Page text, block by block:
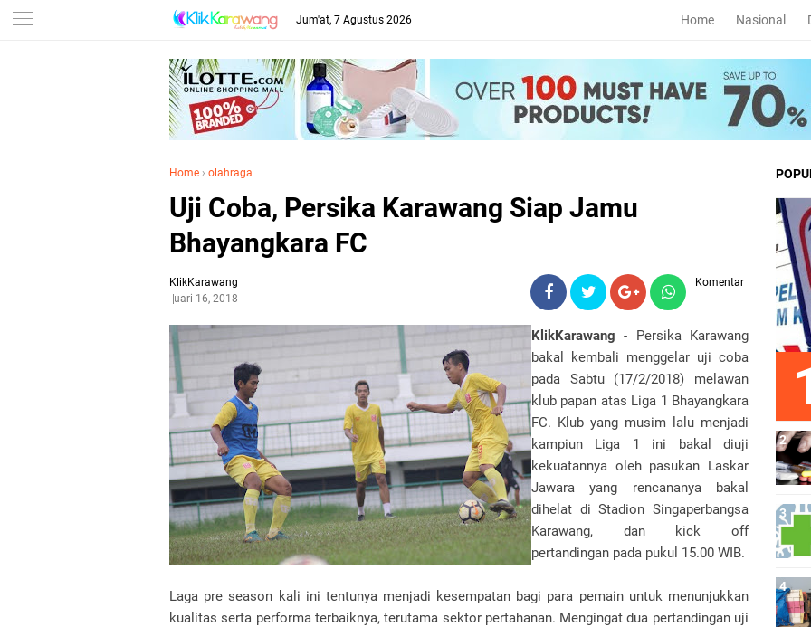
Jum'at, 7 Agustus 2026 Home Nasional
Home › olahraga
Uji Coba, Persika Karawang Siap Jamu
Bhayangkara FC
KlikKarawang
Februari 16, 2018
Komentar
KlikKarawang - Persika Karawang
bakal kembali menggelar uji coba
pada Sabtu (17/2/2018) melawan
klub papan atas Liga 1 Bhayangkara
FC. Klub yang musim lalu menjadi
kampiun Liga 1 ini bakal diuji
kekuatannya oleh pasukan Laskar
Jawara yang rencananya bakal
dihelat di Stadion Singaperbangsa
Karawang, dan kick off
pertandingan pada pukul 15.00 WIB.
Laga pre season kali ini tentunya menjadi kesempatan bagi para pemain untuk menunjukkan
kualitas serta performa terbaiknya, terutama sektor pertahanan. Mengingat dua pertandingan uji